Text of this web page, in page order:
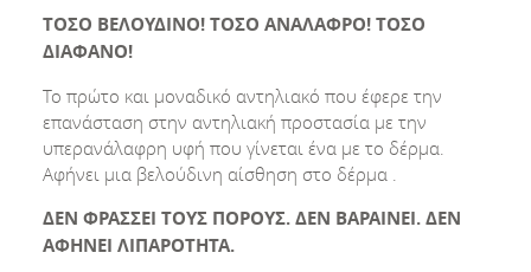
ΤΟΣΟ ΒΕΛΟΥΔΙΝΟ! ΤΟΣΟ ΑΝΑΛΑΦΡΟ! ΤΟΣΟ
ΔΙΑΦΑΝΟ!
Το πρώτο και μοναδικό αντηλιακό που έφερε την
επανάσταση στην αντηλιακή προστασία με την
υπερανάλαφρη υφή που γίνεται ένα με το δέρμα.
Αφήνει μια βελούδινη αίσθηση στο δέρμα .
ΔΕΝ ΦΡΑΣΣΕΙ ΤΟΥΣ ΠΟΡΟΥΣ. ΔΕΝ ΒΑΡΑΙΝΕΙ. ΔΕΝ
ΑΦΗΝΕΙ ΛΙΠΑΡΟΤΗΤΑ.